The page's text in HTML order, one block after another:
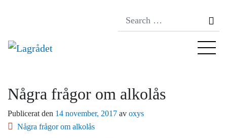
Några frågor om alkolås
Publicerat den 14 november, 2017 av oxys
Några frågor om alkolås